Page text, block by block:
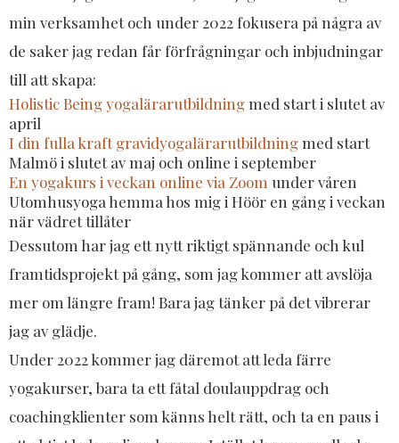
min verksamhet och under 2022 fokusera på några av
de saker jag redan får förfrågningar och inbjudningar
till att skapa:
Holistic Being yogalärarutbildningmed start i slutet av
april
I din fulla kraft gravidyogalärarutbildningmed start
Malmö i slutet av maj och online i september
En yogakurs i veckan online via Zoom under våren
Utomhusyoga hemma hos mig i Höör en gång i veckan
när vädret tillåter
Dessutom har jag ett nytt riktigt spännande och kul
framtidsprojekt på gång, som jag kommer att avslöja
mer om längre fram! Bara jag tänker på det vibrerar
jag av glädje.
Under 2022 kommer jag däremot att leda färre
yogakurser, bara ta ett fåtal doulauppdrag och
coachingklienter som känns helt rätt, och ta en paus i